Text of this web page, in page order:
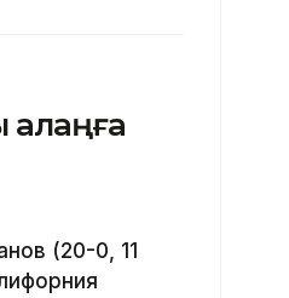
алаңға
(20-0, 11